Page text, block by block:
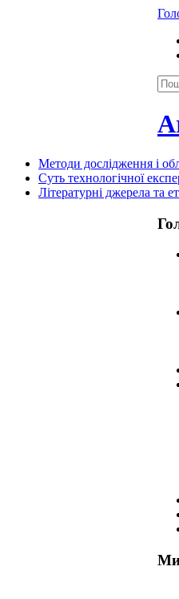
Методи дослідження і
Суть технологічної
Літературні джерела та
Ми